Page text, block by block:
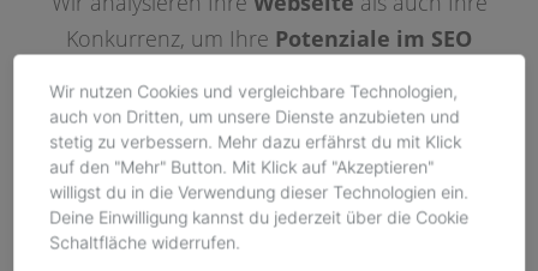
Konkurrenz, um Ihre Potenziale im SEO
professionelleKeyword Recherchenmittels
erprobterSEO Toolsdurch, um Ihre
relevantesten und wichtigsten Keywords zu
finden.
Wir nutzen Cookies und vergleichbare Technologien,
auch von Dritten, um unsere Dienste anzubieten und
stetig zu verbessern. Mehr dazu erfährst du mit Klick
auf den "Mehr" Button. Mit Klick auf "Akzeptieren"
willigst du in die Verwendung dieser Technologien ein.
Deine Einwilligung kannst du jederzeit über die Cookie
Schaltfläche widerrufen.